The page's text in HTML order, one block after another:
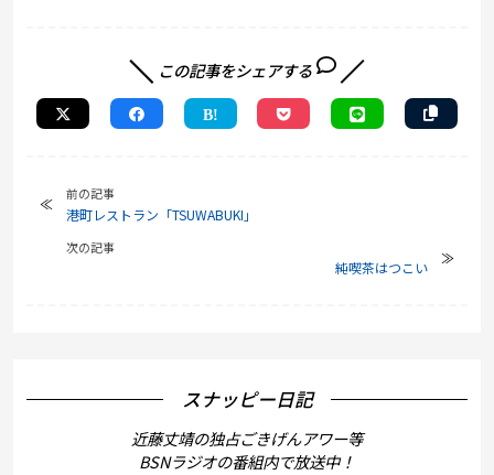
この記事をシェアする
前の記事
港町レストラン「TSUWABUKI」
次の記事
純喫茶はつこい
スナッピー日記
近藤丈靖の独占ごきげんアワー等
BSNラジオの番組内で放送中！